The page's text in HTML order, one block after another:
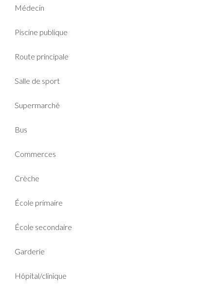
Médecin
Piscine publique
Route principale
Salle de sport
Supermarché
Bus
Commerces
Crèche
École primaire
École secondaire
Garderie
Hôpital/clinique